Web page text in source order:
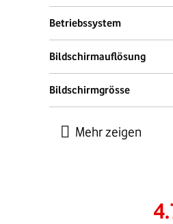
Betriebssystem
Bildschirmauflösung
Bildschirmgrösse